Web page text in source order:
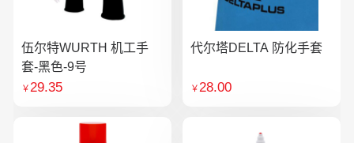
伍尔特WURTH 机工手
套-黑色-9号
￥29.35
代尔塔DELTA 防化手套
￥28.00